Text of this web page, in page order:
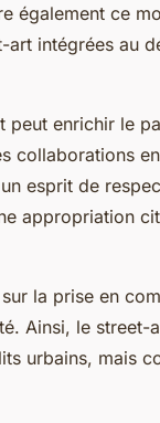
également ce
intégrées au
enrichir le
collaborations
esprit de
appropriation
la prise en
Ainsi, le street-
urbains, mais